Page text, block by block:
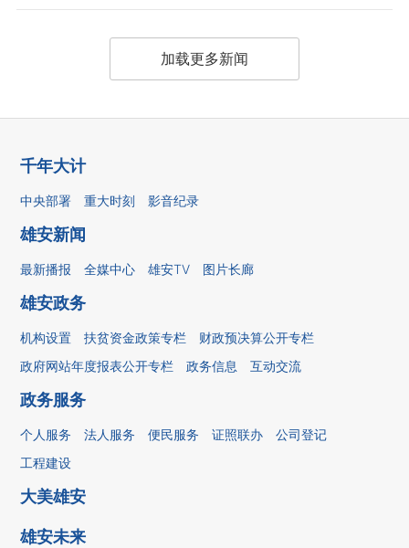
加载更多新闻
千年大计
中央部署 重大时刻 影音纪录
雄安新闻
最新播报 全媒中心 雄安TV 图片长廊
雄安政务
机构设置 扶贫资金政策专栏
财政预决算公开专栏
政府网站年度报表公开专栏
政务信息 互动交流
政务服务
个人服务 法人服务 便民服务 证照联办
公司登记
工程建设
大美雄安
雄安未来